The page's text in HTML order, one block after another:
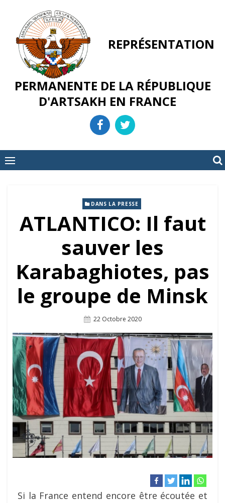
content
REPRÉSENTATION
PERMANENTE DE LA RÉPUBLIQUE
D'ARTSAKH EN FRANCE
DANS LA PRESSE
ATLANTICO: Il faut
sauver les
Karabaghiotes, pas
le groupe de Minsk
Posted
22 Octobre 2020
Si la France entend encore être écoutée et